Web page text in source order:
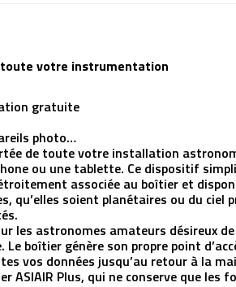
votre instrumentation
gratuite
photo…
de toute votre installation
ou une tablette. Ce dispositif
associée au boîtier et
qu’elles soient planétaires ou du
les astronomes amateurs
boîtier génère son propre point
vos données jusqu’au retour à la
ASIAIR Plus, qui ne conserve que